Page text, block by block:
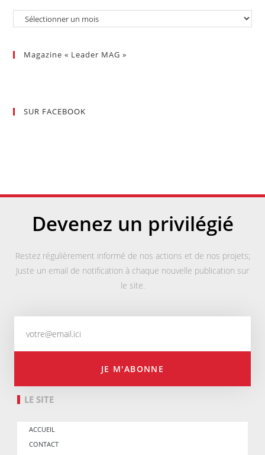
Magazine « Leader MAG »
SUR FACEBOOK
Devenez un privilégié
Restez régulièrement informé de nos actions et de nos projets;
Juste un email de notification à chaque nouvelle publication sur
le site.
JE M'ABONNE
LE SITE
ACCUEIL
CONTACT